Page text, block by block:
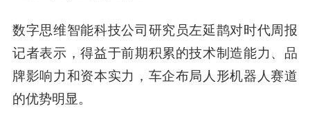
数字思维智能科技公司研究员左延鹊对时代周报
记者表示，得益于前期积累的技术制造能力、品
牌影响力和资本实力，车企布局人形机器人赛道
的优势明显。